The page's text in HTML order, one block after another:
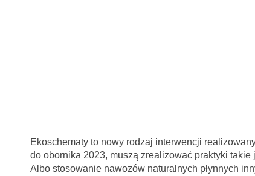
Ekoschematy to nowy rodzaj interwencji
do obornika 2023, muszą zrealizować praktyki
Albo stosowanie nawozów naturalnych płynnych